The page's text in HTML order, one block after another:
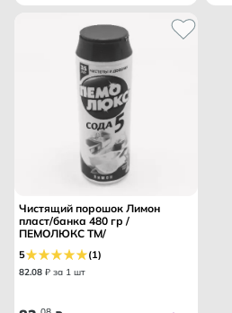
Чистящий порошок Лимон
пласт/банка 480 гр /
ПЕМОЛЮКС ТМ/
5 (1)
82.08 ₽ за 1 шт